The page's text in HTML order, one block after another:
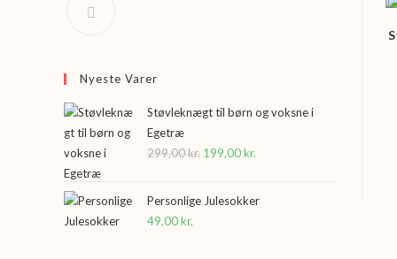
Nyeste Varer
Støvleknægt til børn og voksne i
Egetræ
299,00kr. Den
pris
199,00kr.
pris
Personlige Julesokker
49,00kr.